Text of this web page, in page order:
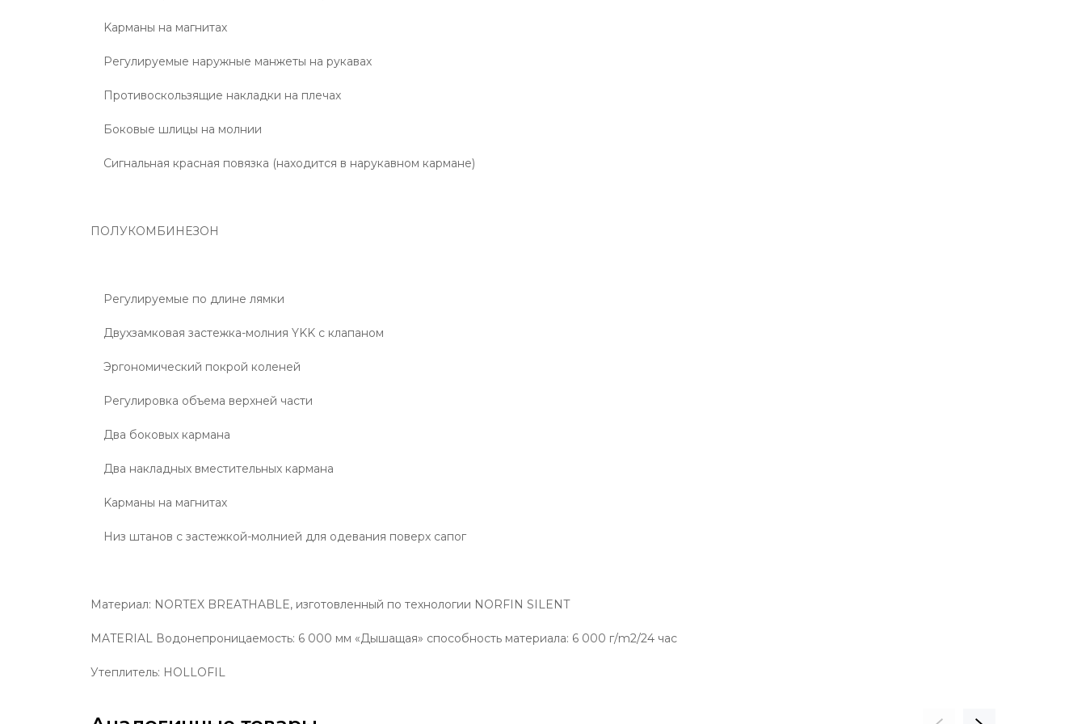
Kарманы на магнитах
Регулируемые наружные манжеты на рукавах
Противоскользящие накладки на плечах
Боковые шлицы на молнии
Сигнальная красная повязка (находится в нарукавном кармане)
ПОЛУКОМБИНЕЗОН
Регулируемые по длине лямки
Двухзамковая застежка-молния YKK с клапаном
Эргономический покрой коленей
Регулировка объема верхней части
Два боковых кармана
Два накладных вместительных кармана
Kарманы на магнитах
Низ штанов с застежкой-молнией для одевания поверх сапог
Материал: NORTEX BREATHABLE, изготовленный по технологии NORFIN SILENT
MATERIAL Водонепроницаемость: 6 000 мм «Дышащая» способность материала: 6 000 г/m2/24 час
Утеплитель: HOLLOFIL